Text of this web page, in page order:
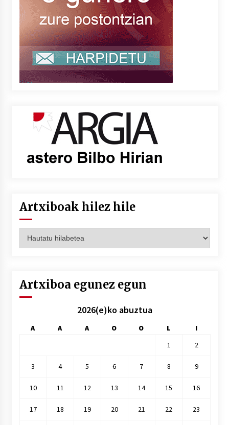
Artxiboak hilez hile
hilez
Artxiboa egunez egun
2026(e)ko abuztua
A A A O O L
I
1
2
3 4 5 6 7 8 9
10 11 12 13 14 15 16
17 18 19 20 21 22 23